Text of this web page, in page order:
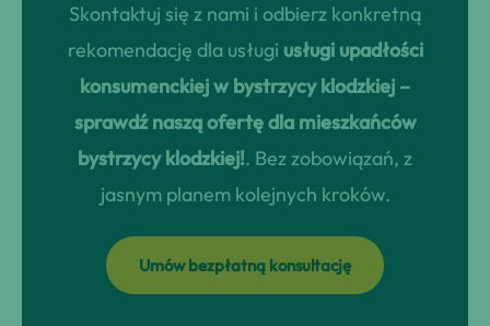
Skontaktuj się z nami i odbierz konkretną
rekomendację dla usługi usługi upadłości
konsumenckiej w bystrzycy klodzkiej –
sprawdź naszą ofertę dla mieszkańców
bystrzycy klodzkiej!. Bez zobowiązań, z
jasnym planem kolejnych kroków.
Umów bezpłatną konsultację